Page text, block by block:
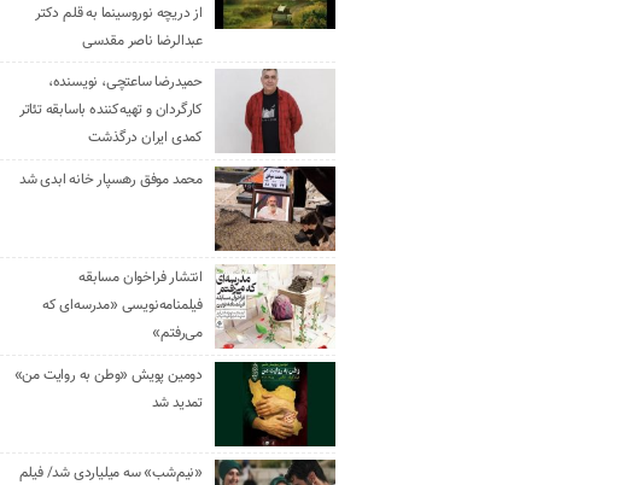
از دریچه نوروسینما به قلم دکتر
عبدالرضا ناصر مقدسی
حمیدرضا ساعتچی، نویسنده،
کارگردان و تهیه‌کننده باسابقه تئاتر
کمدی ایران درگذشت
محمد موفق رهسپار خانه ابدی شد
انتشار فراخوان مسابقه
فیلمنامه‌نویسی «مدرسه‌ای که
می‌رفتم»
دومین پویش «وطن به روایت من»
تمدید شد
«نیم‌شب» سه میلیاردی شد/ فیلم